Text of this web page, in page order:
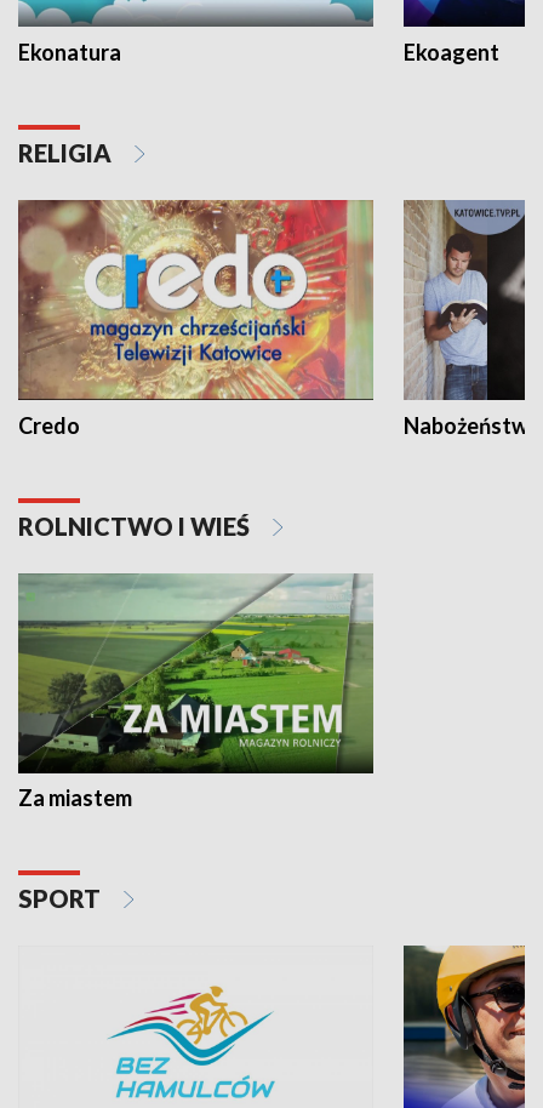
Ekonatura Ekoagent
RELIGIA
Credo
ROLNICTWO I WIEŚ
Za miastem
SPORT